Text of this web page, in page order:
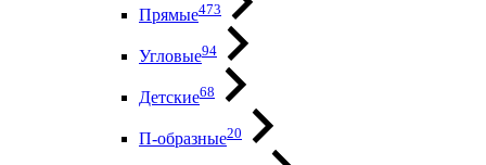
Прямые473
Угловые94
Детские68
П-образные20